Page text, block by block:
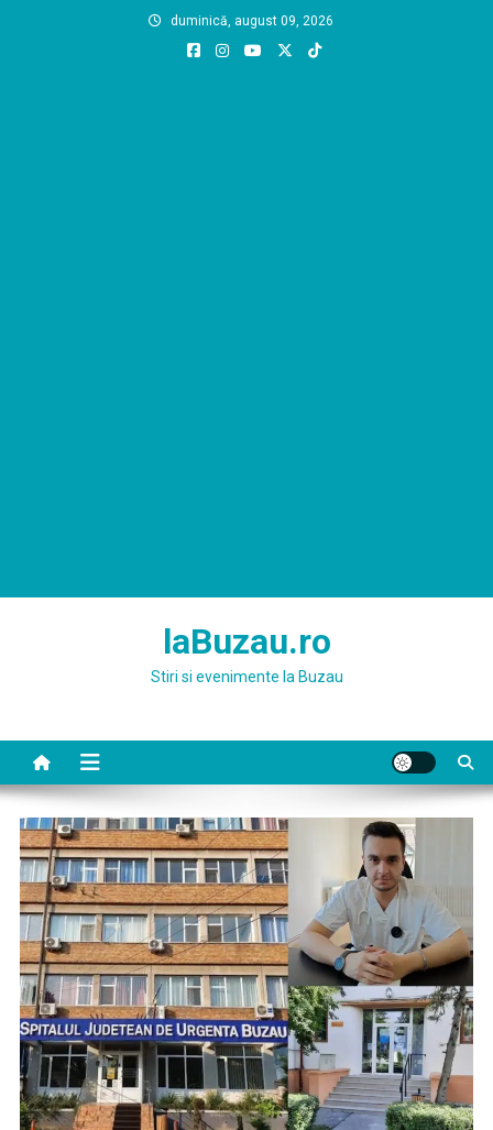
duminică, august 09, 2026
laBuzau.ro
Stiri si evenimente la Buzau